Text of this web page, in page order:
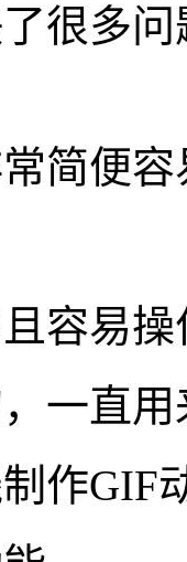
很多
简便
容易
一直
作GIF